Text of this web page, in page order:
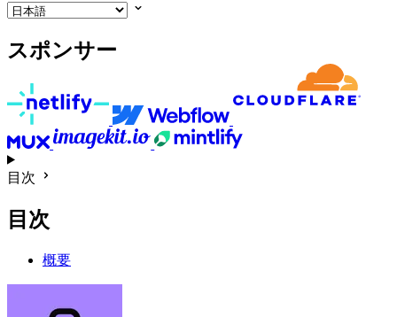
スポンサー
目次
目次
概要